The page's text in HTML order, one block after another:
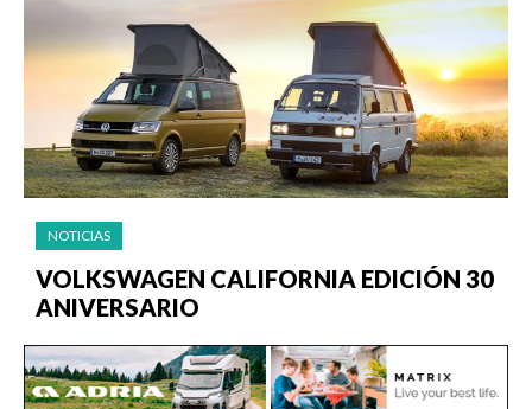
NOTICIAS
VOLKSWAGEN CALIFORNIA EDICIÓN 30
ANIVERSARIO